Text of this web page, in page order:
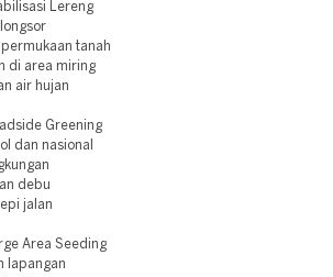
Lereng
tanah
di area miring
air hujan
Greening
dan nasional
debu
jalan
Area Seeding
lapangan